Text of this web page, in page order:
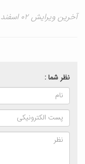
آخرین ویرایش ۰۲ اسفند ۱۴۰۱
نظر شما :